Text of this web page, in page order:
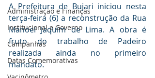
Administração e Finanças
Institucional e Governo
Campanhas
Datas Comemorativas
A Prefeitura de Bujari iniciou nesta
terça-feira (6) a reconstrução da Rua
Manoel Jaquim de Lima. A obra é
fruto do trabalho de Padeiro
realizada ainda no primeiro
mandato.